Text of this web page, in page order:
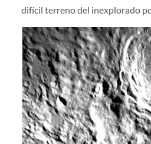
difícil terreno del inexplorado